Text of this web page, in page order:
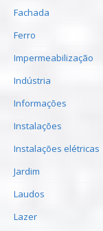
Fachada
Ferro
Impermeabilização
Indústria
Informações
Instalações
Instalações elétricas
Jardim
Laudos
Lazer